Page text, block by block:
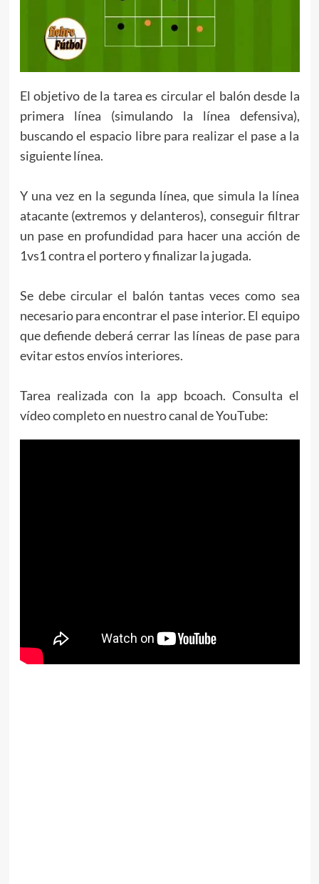
El objetivo de la tarea es circular el balón desde la
primera línea (simulando la línea defensiva),
buscando el espacio libre para realizar el pase a la
siguiente línea.
Y una vez en la segunda línea, que simula la línea
atacante (extremos y delanteros), conseguir filtrar
un pase en profundidad para hacer una acción de
1vs1 contra el portero y finalizar la jugada.
Se debe circular el balón tantas veces como sea
necesario para encontrar el pase interior. El equipo
que defiende deberá cerrar las líneas de pase para
evitar estos envíos interiores.
Tarea realizada con la app bcoach. Consulta el
vídeo completo en nuestro canal de YouTube: